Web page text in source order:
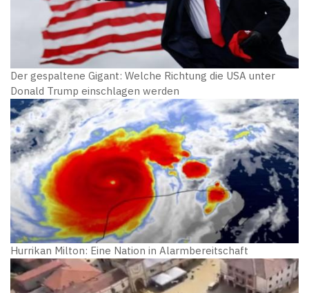
Der gespaltene Gigant: Welche Richtung die USA unter
Donald Trump einschlagen werden
Hurrikan Milton: Eine Nation in Alarmbereitschaft